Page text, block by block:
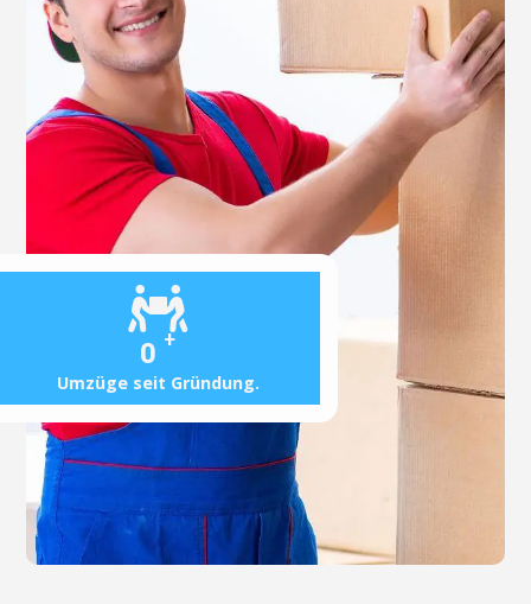
0 +
Umzüge seit Gründung.